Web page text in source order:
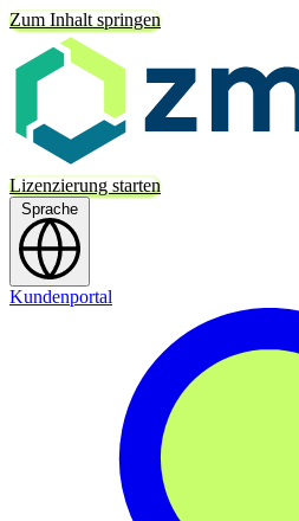
Zum Inhalt springen
Lizenzierung starten
Sprache
Kundenportal